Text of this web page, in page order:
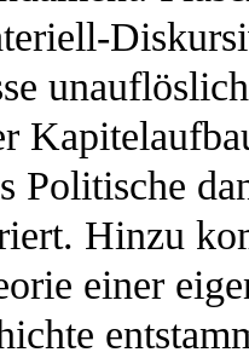
Politische
Hinzu
einer